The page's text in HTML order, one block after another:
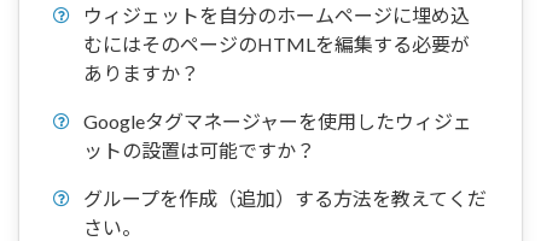
ウィジェットを自分のホームページに埋め込
むにはそのページのHTMLを編集する必要が
ありますか？
Googleタグマネージャーを使用したウィジェ
ットの設置は可能ですか？
グループを作成（追加）する方法を教えてくだ
さい。